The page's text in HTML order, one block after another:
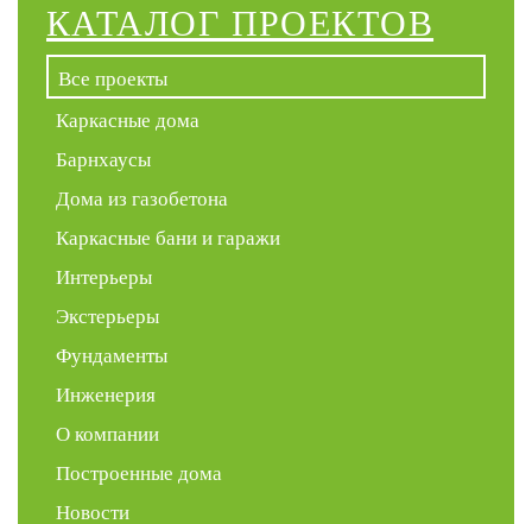
КАТАЛОГ ПРОЕКТОВ
Все проекты
Каркасные дома
Барнхаусы
Дома из газобетона
Каркасные бани и гаражи
Интерьеры
Экстерьеры
Фундаменты
Инженерия
О компании
Построенные дома
Новости